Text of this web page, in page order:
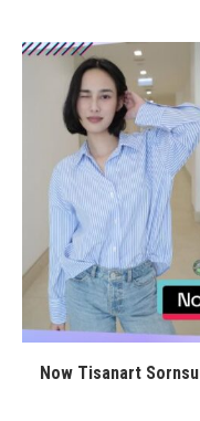
Now Tisanart